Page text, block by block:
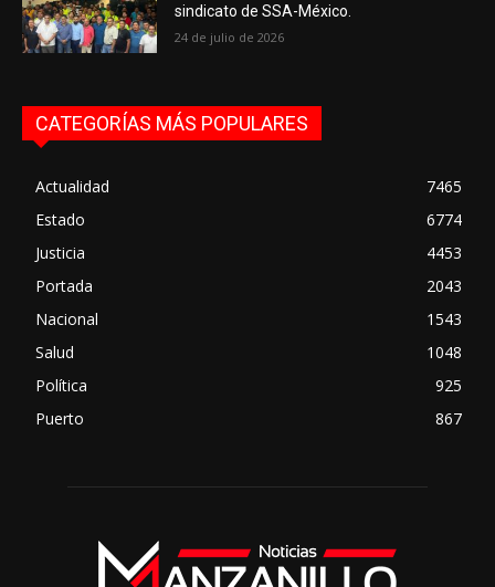
sindicato de SSA-México.
24 de julio de 2026
CATEGORÍAS MÁS POPULARES
Actualidad
7465
Estado
6774
Justicia
4453
Portada
2043
Nacional
1543
Salud
1048
Política
925
Puerto
867